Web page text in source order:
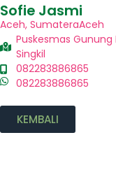
Sofie Jasmi
Aceh, SumateraAceh
Puskesmas
Singkil
082283886865
082283886865
KEMBALI